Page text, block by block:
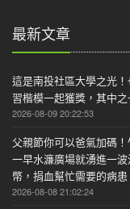
最新文章
這是南投社區大學之光
習楷模一起獲獎，其中
2026-08-09 20:22:53
父親節你可以爸氣加碼
一早水濂廣場就湧進一
幣，捐血幫忙需要的病患
2026-08-08 21:02:24